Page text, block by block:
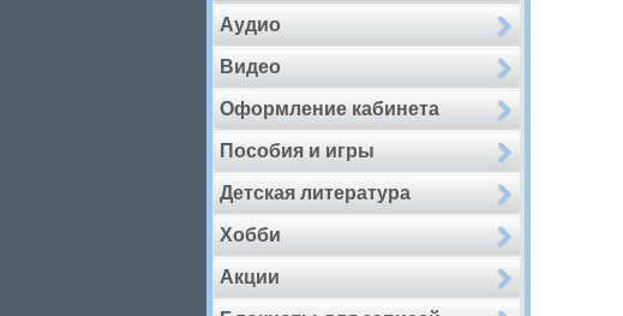
Аудио
Видео
Оформление кабинета
Пособия и игры
Детская литература
Хобби
Акции